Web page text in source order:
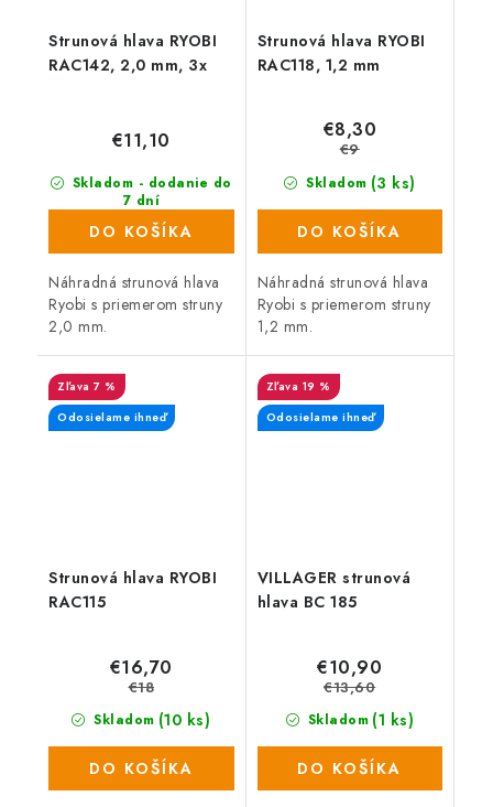
Strunová hlava RYOBI
RAC142, 2,0 mm, 3x
Skladom - dodanie do
7 dní
(932 ks)
€11,10
DO KOŠÍKA
Náhradná strunová hlava
Ryobi s priemerom struny
2,0 mm.
Strunová hlava RYOBI
RAC118, 1,2 mm
Skladom (3 ks)
€8,30
€9
DO KOŠÍKA
Náhradná strunová hlava
Ryobi s priemerom struny
1,2 mm.
Strunová hlava RYOBI
RAC115
7 %
Odosielame ihneď
Skladom (10 ks)
€16,70
€18
DO KOŠÍKA
VILLAGER strunová
hlava BC 185
19 %
Odosielame ihneď
Skladom (1 ks)
€10,90
€13,60
DO KOŠÍKA